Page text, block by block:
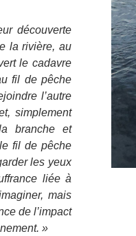
découverte
la rivière, au
le cadavre
fil de pêche
l’autre
simplement
branche et
fil de pêche
les yeux
liée à
mais
de l’impact
»